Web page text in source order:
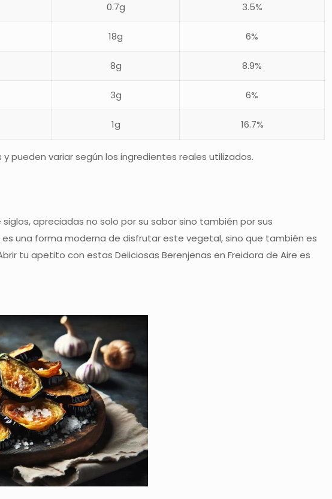
0.7g 3.5%
18g 6%
8g 8.9%
3g 6%
1g 16.7%
pueden variar según los ingredientes reales utilizados.
apreciadas no solo por su sabor sino también por sus
una forma moderna de disfrutar este vegetal, sino que también es
tu apetito con estas Deliciosas Berenjenas en Freidora de Aire es